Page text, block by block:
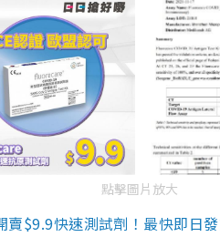
點擊圖片放大
$9.9快速測試劑！最快即日